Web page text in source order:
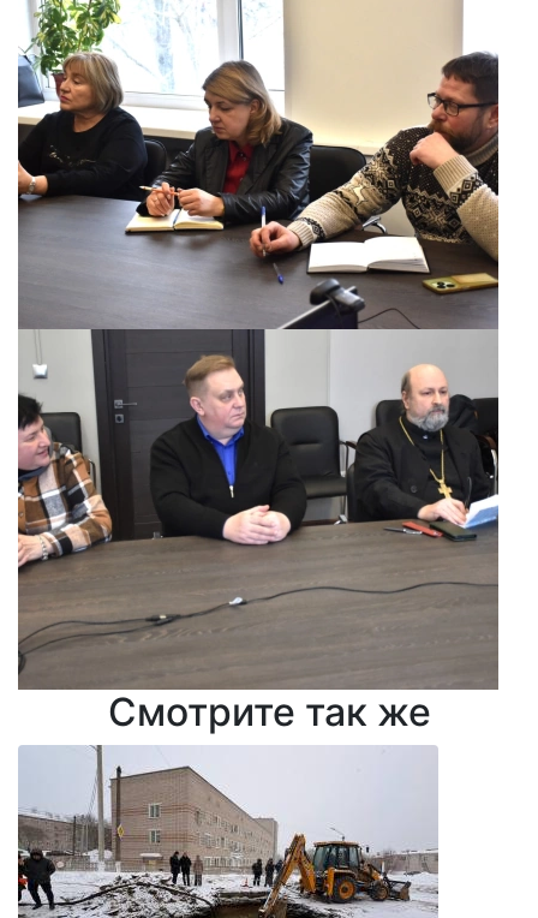
Смотрите так же